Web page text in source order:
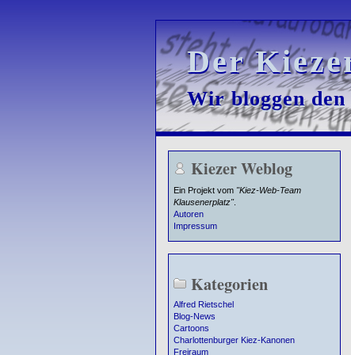
Der
Der
Wir bloggen
Wir bloggen
Kiezer Weblog
Ein Projekt vom "Kiez-Web-Team
Klausenerplatz".
Autoren
Impressum
Kategorien
Alfred Rietschel
Blog-News
Cartoons
Charlottenburger Kiez-Kanonen
Freiraum